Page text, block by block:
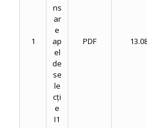
1
ns
ar
e
ap
el
de
se
le
cți
e
I1
PDF